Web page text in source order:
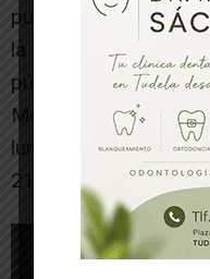
pueden adquirirse
la taquilla y punto de
pública NICDO tiene
Morea. Este punto
lunes a sábado en
21.30 horas.